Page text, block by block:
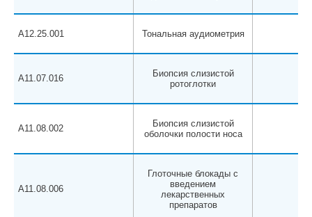
A12.25.001 Тональная аудиометрия
A11.07.016
Биопсия слизистой
ротоглотки
A11.08.002
Биопсия слизистой
оболочки полости носа
A11.08.006
Глоточные блокады с
введением
лекарственных
препаратов